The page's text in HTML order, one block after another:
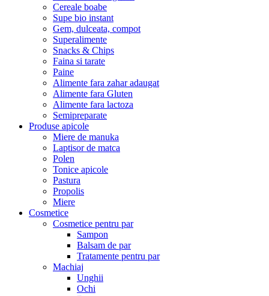
Cereale boabe
Supe bio instant
Gem, dulceata, compot
Superalimente
Snacks & Chips
Faina si tarate
Paine
Alimente fara zahar adaugat
Alimente fara Gluten
Alimente fara lactoza
Semipreparate
Produse apicole
Miere de manuka
Laptisor de matca
Polen
Tonice apicole
Pastura
Propolis
Miere
Cosmetice
Cosmetice pentru par
Sampon
Balsam de par
Tratamente pentru par
Machiaj
Unghii
Ochi